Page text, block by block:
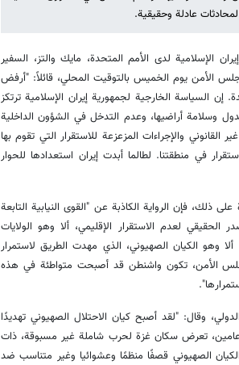
عادلة وحقيقية.
الإسلامية لدى الأمم المتحدة، مايك والتز، السفير
الأمن يوم الخميس بالتوقيت المحلي، قائلاً: "أرفض
إن السياسة الخارجية لجمهورية إيران الإسلامية ترتكز
وسلامة أراضيها، وعدم التدخل في الشؤون الداخلية
والإجراءات المزعزعة للاستقرار التي تقوم بها
في منطقتنا. لطالما أبدت إيران استعدادها للحوار
ذلك، فإن الرواية الكاذبة عن "القوى النيابية التابعة
لعدم الاستقرار الإقليمي، ألا وهو الولايات
ألا وهو الكيان الصهيوني، الذي مهدت الطريق لاستمرار
مجلس الأمن، تكون واشنطن قد أصبحت متواطئة في هذه
وقال: "لقد أصبح كيان الاحتلال الصهيوني تهديدًا
عامين، تعرض سكان غزة لحرب شاملة غير مسبوقة، ذات
الصهيوني قصفًا منظمًا وعشوائيا وغير متناسب ضد